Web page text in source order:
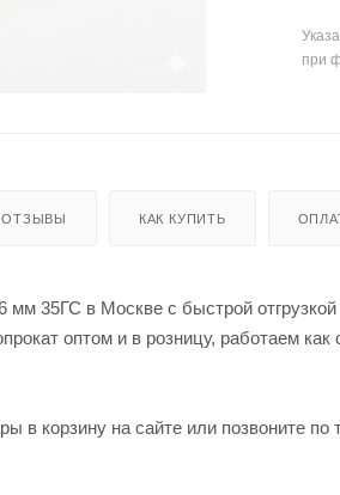
при
ОТЗЫВЫ КАК КУПИТЬ
35ГС в Москве с быстрой
оптом и в розницу, работаем как
в корзину на сайте или позвоните